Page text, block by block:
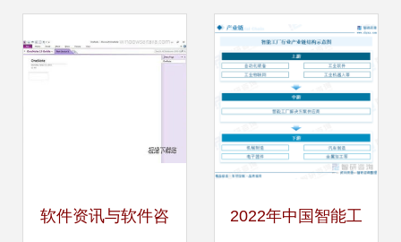
与搭建指南
软件资讯与软件咨 2022年中国智能工